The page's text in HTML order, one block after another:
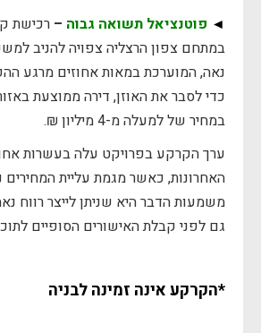
◄ פוטנציאל תשואה גבוה – רכישת
במתחם צפון הרצליה צפויה להניב
נאה, המוערכת במאות אחוזים מרגע
כדי לסבר את האוזן, דירה ממוצעת
במחיר של למעלה מ-4 מיליון ₪.
ערך הקרקע בפרויקט עלה בעשרות
האחרונות, כאשר מגמת עליית המחירים
משמעות הדבר היא שניתן לייצר רווח
גם לפני קבלת האישורים הסופיים
*הקרקע אינה זמינה לבניה